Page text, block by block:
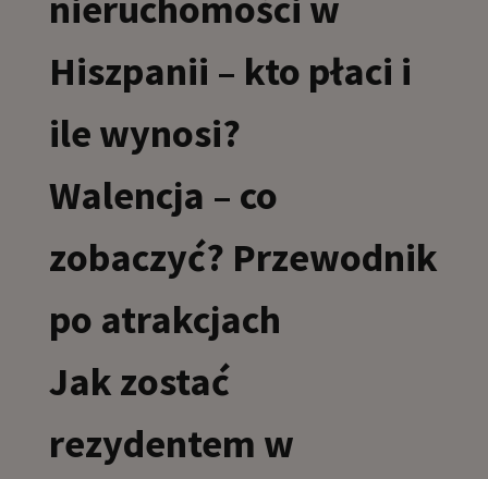
Hiszpanii – kto płaci i
ile wynosi?
Walencja – co
zobaczyć? Przewodnik
po atrakcjach
Jak zostać
rezydentem w